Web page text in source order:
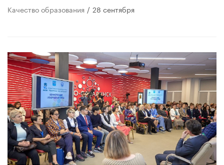
Качество образования / 28 сентября